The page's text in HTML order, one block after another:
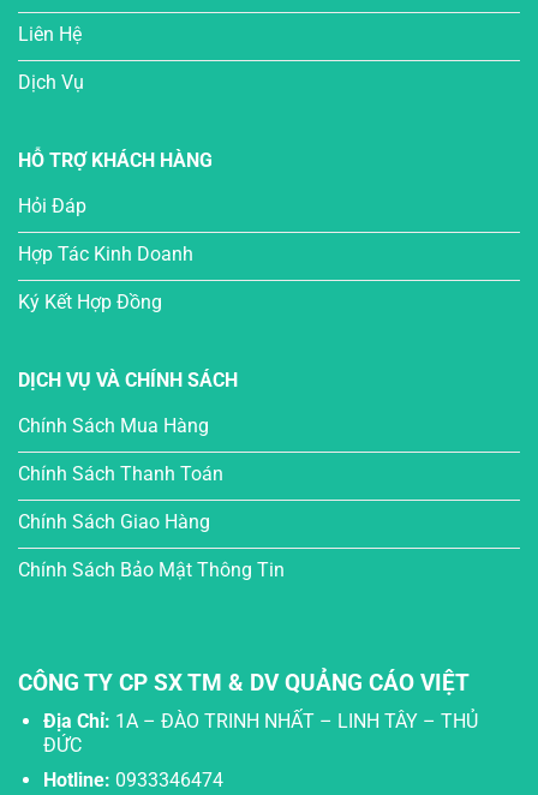
Liên Hệ
Dịch Vụ
HỖ TRỢ KHÁCH HÀNG
Hỏi Đáp
Hợp Tác Kinh Doanh
Ký Kết Hợp Đồng
DỊCH VỤ VÀ CHÍNH SÁCH
Chính Sách Mua Hàng
Chính Sách Thanh Toán
Chính Sách Giao Hàng
Chính Sách Bảo Mật Thông Tin
CÔNG TY CP SX TM & DV QUẢNG CÁO VIỆT
Địa Chỉ: 1A – ĐÀO TRINH NHẤT – LINH TÂY – THỦ
ĐỨC
Hotline: 0933346474